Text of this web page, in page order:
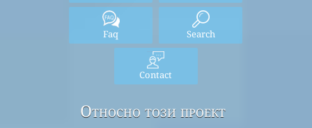
Faq Search
Contact
Относно този проект